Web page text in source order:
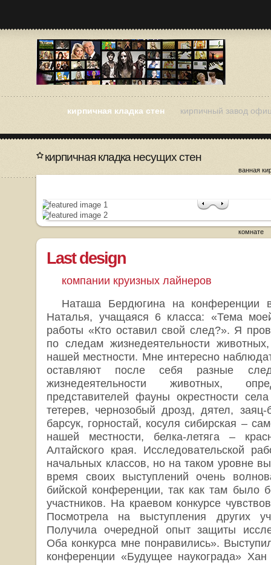
кирпичная кладка стен
ванная
комнате
кирпичный завод
кирпичная кладка несущих стен
Last design
компании круизных лайнеров
Наташа Бердюгина на конференции
Наталья, учащаяся 6 класса: «Тема
работы «Кто оставил свой след?». Я
по следам жизнедеятельности
нашей местности. Мне интересно
оставляют после себя разные
жизнедеятельности животных,
представителей фауны окрестности
тетерев, чернозобый дрозд, дятел,
барсук, горностай, косуля сибирская –
нашей местности, белка-летяга –
Алтайского края. Исследовательской
начальных классов, но на таком уровне
время своих выступлений очень
бийской конференции, так как там было
участников. На краевом конкурсе
Посмотрела на выступления других
Получила очередной опыт защиты
Оба конкурса мне понравились».
конференции «Будущее наукограда»